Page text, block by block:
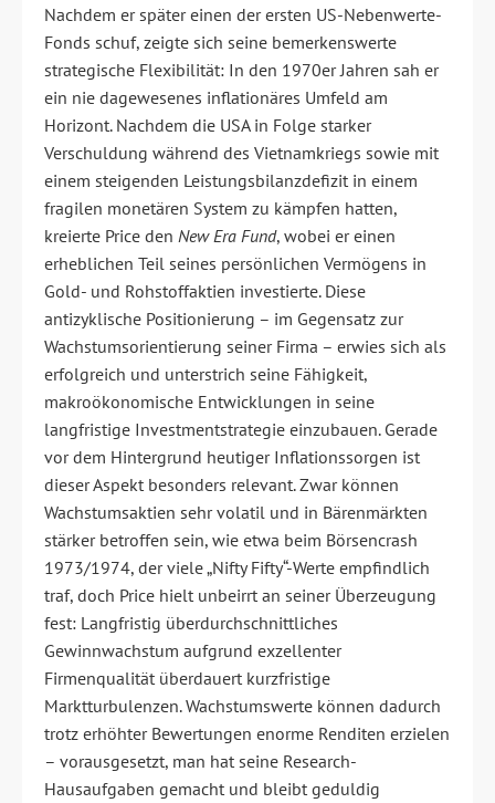
Nachdem er später einen der ersten US-Nebenwerte-
Fonds schuf, zeigte sich seine bemerkenswerte
strategische Flexibilität: In den 1970er Jahren sah er
ein nie dagewesenes inflationäres Umfeld am
Horizont. Nachdem die USA in Folge starker
Verschuldung während des Vietnamkriegs sowie mit
einem steigenden Leistungsbilanzdefizit in einem
fragilen monetären System zu kämpfen hatten,
kreierte Price den New Era Fund, wobei er einen
erheblichen Teil seines persönlichen Vermögens in
Gold- und Rohstoffaktien investierte. Diese
antizyklische Positionierung – im Gegensatz zur
Wachstumsorientierung seiner Firma – erwies sich als
erfolgreich und unterstrich seine Fähigkeit,
makroökonomische Entwicklungen in seine
langfristige Investmentstrategie einzubauen. Gerade
vor dem Hintergrund heutiger Inflationssorgen ist
dieser Aspekt besonders relevant. Zwar können
Wachstumsaktien sehr volatil und in Bärenmärkten
stärker betroffen sein, wie etwa beim Börsencrash
1973/1974, der viele „Nifty Fifty“-Werte empfindlich
traf, doch Price hielt unbeirrt an seiner Überzeugung
fest: Langfristig überdurchschnittliches
Gewinnwachstum aufgrund exzellenter
Firmenqualität überdauert kurzfristige
Marktturbulenzen. Wachstumswerte können dadurch
trotz erhöhter Bewertungen enorme Renditen erzielen
– vorausgesetzt, man hat seine Research-
Hausaufgaben gemacht und bleibt geduldig